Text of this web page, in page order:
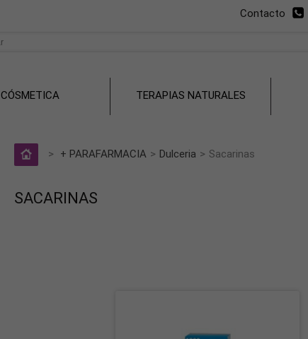
Contacto
CÓSMETICA TERAPIAS NATURALES
> + PARAFARMACIA > Dulceria > Sacarinas
SACARINAS